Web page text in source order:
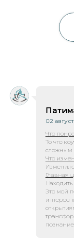
02
Что
То что
сложным
Что
Главная
Это мой